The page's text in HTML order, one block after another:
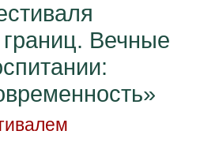
Вечные